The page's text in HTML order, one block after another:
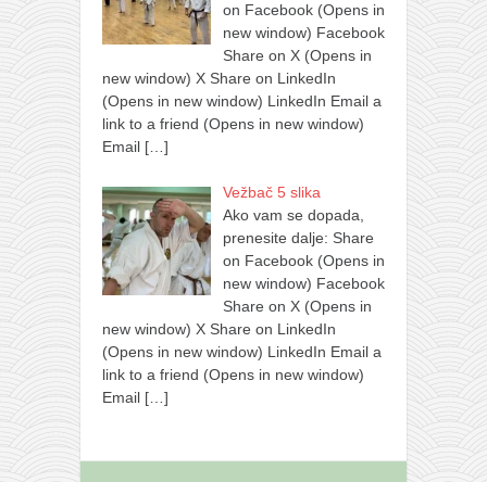
on Facebook (Opens in
new window) Facebook
Share on X (Opens in
new window) X Share on LinkedIn
(Opens in new window) LinkedIn Email a
link to a friend (Opens in new window)
Email […]
Vežbač 5 slika
Ako vam se dopada,
prenesite dalje: Share
on Facebook (Opens in
new window) Facebook
Share on X (Opens in
new window) X Share on LinkedIn
(Opens in new window) LinkedIn Email a
link to a friend (Opens in new window)
Email […]